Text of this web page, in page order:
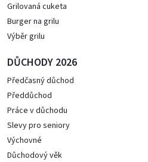
Grilovaná cuketa
Burger na grilu
Výběr grilu
DŮCHODY 2026
Předčasný důchod
Předdůchod
Práce v důchodu
Slevy pro seniory
Výchovné
Důchodový věk